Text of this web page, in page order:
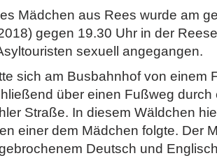
Mädchen aus Rees wurde am
gegen 19.30 Uhr in der
sexuell angegangen.
sich am Busbahnhof von einem
über einen Fußweg durch
Straße. In diesem Wäldchen
einer dem Mädchen folgte. Der
Deutsch und